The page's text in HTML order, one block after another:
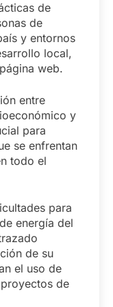
de
de
y entornos
local,
web.
entre
y
para
se enfrentan
todo el
para
energía del
de su
el uso de
de